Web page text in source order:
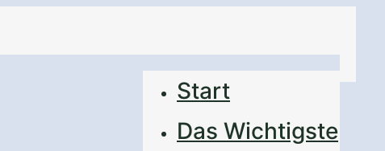
Start
Das Wichtigste